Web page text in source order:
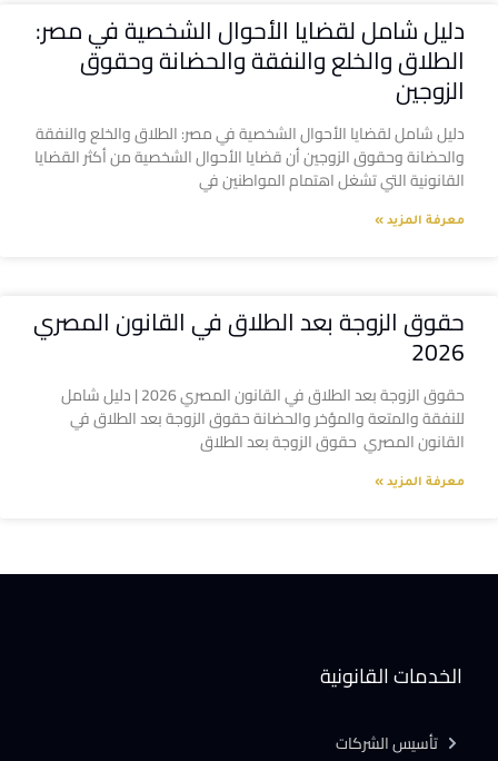
دليل شامل لقضايا الأحوال الشخصية في مصر:
الطلاق والخلع والنفقة والحضانة وحقوق
الزوجين
دليل شامل لقضايا الأحوال الشخصية في مصر: الطلاق والخلع والنفقة
والحضانة وحقوق الزوجين أن قضايا الأحوال الشخصية من أكثر القضايا
القانونية التي تشغل اهتمام المواطنين في
معرفة المزيد »
حقوق الزوجة بعد الطلاق في القانون المصري
2026
حقوق الزوجة بعد الطلاق في القانون المصري 2026 | دليل شامل
للنفقة والمتعة والمؤخر والحضانة حقوق الزوجة بعد الطلاق في
القانون المصري حقوق الزوجة بعد الطلاق
معرفة المزيد »
الخدمات القانونية
تأسيس الشركات